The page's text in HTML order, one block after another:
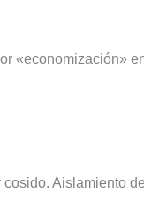
«economización»
Aislamiento